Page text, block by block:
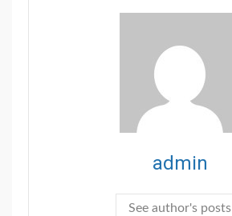
admin
See author's posts